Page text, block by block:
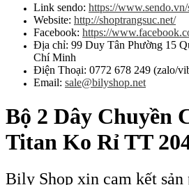
Link sendo: https://
Website: http://shoptrangsuc.net/
Facebook: https://
Địa chỉ: 99 Duy Tân Phường 15
Chí Minh
Điện Thoại: 0772 678 249 (zalo/
Email: sale@bilyshop.net
Bộ 2 Dây Chuyền
Titan Ko Rỉ TT
Bily Shop xin cam kết sản